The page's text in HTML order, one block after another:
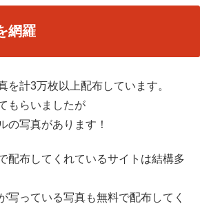
網羅
を計3万枚以上配布しています。
もらいましたが
の写真があります！
配布してくれているサイトは結構多
写っている写真も無料で配布してく